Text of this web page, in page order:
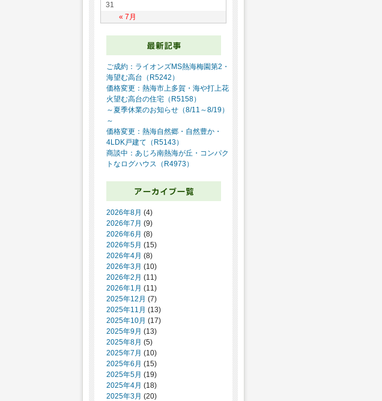
« 7月
31
ご成約：ライオンズMS熱海梅園第2・
海望む高台（R5242）
価格変更：熱海市上多賀・海や打上花
火望む高台の住宅（R5158）
～夏季休業のお知らせ（8/11～8/19）
～
価格変更：熱海自然郷・自然豊か・
4LDK戸建て（R5143）
商談中：あじろ南熱海が丘・コンパク
トなログハウス（R4973）
2026年8月 (4)
2026年7月 (9)
2026年6月 (8)
2026年5月 (15)
2026年4月 (8)
2026年3月 (10)
2026年2月 (11)
2026年1月 (11)
2025年12月 (7)
2025年11月 (13)
2025年10月 (17)
2025年9月 (13)
2025年8月 (5)
2025年7月 (10)
2025年6月 (15)
2025年5月 (19)
2025年4月 (18)
2025年3月 (20)